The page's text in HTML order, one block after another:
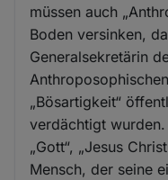
müssen auch
Boden versinken,
Generalsekretärin
„Bösartigkeit“
verdächtigt
„Gott“, „Jesus
Mensch, der seine